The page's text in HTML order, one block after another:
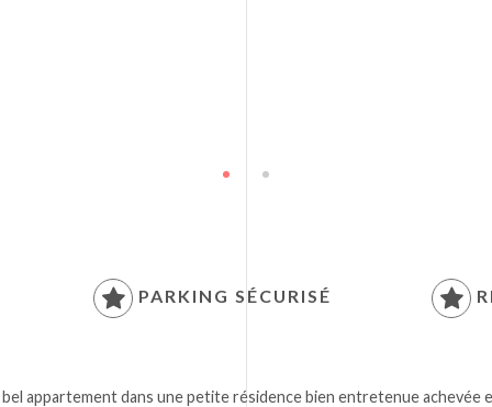
PARKING SÉCURISÉ
appartement dans une petite résidence bien entretenue achevée